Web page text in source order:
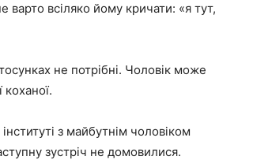
всіляко йому кричати: «я тут,
не потрібні. Чоловік може
з майбутнім чоловіком
зустріч не домовилися.